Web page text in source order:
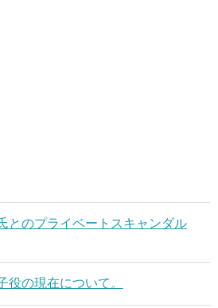
とのプライベートスキャンダル
役の現在について。